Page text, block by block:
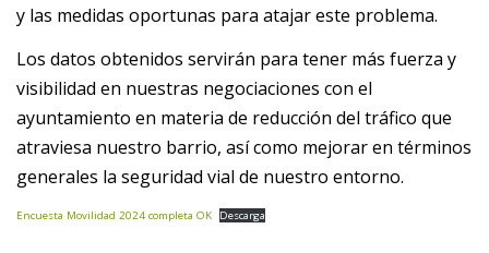
y las medidas oportunas para atajar este problema.
Los datos obtenidos servirán para tener más fuerza y
visibilidad en nuestras negociaciones con el
ayuntamiento en materia de reducción del tráfico que
atraviesa nuestro barrio, así como mejorar en términos
generales la seguridad vial de nuestro entorno.
Encuesta Movilidad 2024 completa OK Descarga